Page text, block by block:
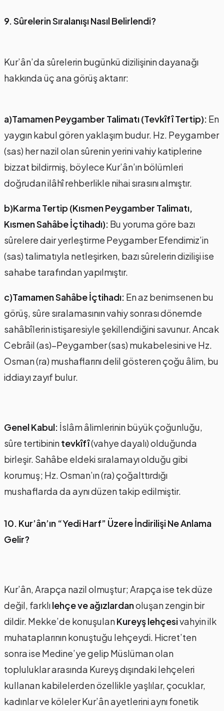
9. Sûrelerin Sıralanışı Nasıl Belirlendi?
Kur’ân’da sûrelerin bugünkü dizilişinin dayanağı
hakkında üç ana görüş aktarır:
a)Tamamen Peygamber Talimatı (Tevkîfî Tertip): En
yaygın kabul gören yaklaşım budur. Hz. Peygamber
(sas) her nazil olan sûrenin yerini vahiy katiplerine
bizzat bildirmiş, böylece Kur’ân’ın bölümleri
doğrudan ilâhî rehberlikle nihai sırasını almıştır.
b)Karma Tertip (Kısmen Peygamber Talimatı,
Kısmen Sahâbe İçtihadı): Bu yoruma göre bazı
sûrelere dair yerleştirme Peygamber Efendimiz’in
(sas) talimatıyla netleşirken, bazı sûrelerin dizilişi ise
sahabe tarafından yapılmıştır.
c)Tamamen Sahâbe İçtihadı: En az benimsenen bu
görüş, sûre sıralamasının vahiy sonrası dönemde
sahâbîlerin istişaresiyle şekillendiğini savunur. Ancak
Cebrâil (as)–Peygamber (sas) mukabelesini ve Hz.
Osman (ra) mushaflarını delil gösteren çoğu âlim, bu
iddiayı zayıf bulur.
Genel Kabul: İslâm âlimlerinin büyük çoğunluğu,
sûre tertibinintevkîfî(vahye dayalı) olduğunda
birleşir. Sahâbe eldeki sıralamayı olduğu gibi
korumuş; Hz. Osman’ın (ra) çoğalttırdığı
mushaflarda da aynı düzen takip edilmiştir.
10. Kur’ân’ın “Yedi Harf” Üzere İndirilişi Ne Anlama
Gelir?
Kur’ân, Arapça nazil olmuştur; Arapça ise tek düze
değil, farklılehçe ve ağızlardanoluşan zengin bir
dildir. Mekke’de konuşulanKureyş lehçesivahyin ilk
muhataplarının konuştuğu lehçeydi. Hicret’ten
sonra ise Medine’ye gelip Müslüman olan
topluluklar arasında Kureyş dışındaki lehçeleri
kullanan kabilelerden özellikle yaşlılar, çocuklar,
kadınlar ve köleler Kur’ân ayetlerini aynı fonetik